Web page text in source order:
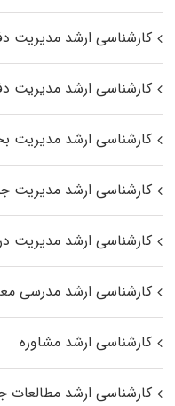
کارشناسی ارشد مدیریت
کارشناسی ارشد مدیریت
کارشناسی ارشد مدیریت
کارشناسی ارشد مدیریت
کارشناسی ارشد مدیریت
کارشناسی ارشد مدرسی
کارشناسی ارشد مشاوره
کارشناسی ارشد مطالعات